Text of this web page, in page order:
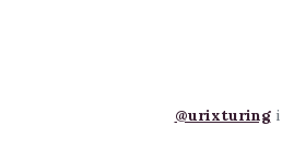
@urixturingi